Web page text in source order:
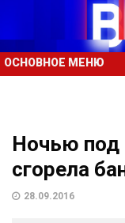
ОСНОВНОЕ МЕНЮ
Ночью под
сгорела
28.09.2016